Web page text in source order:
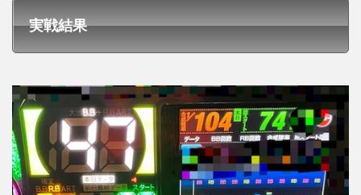
実戦結果